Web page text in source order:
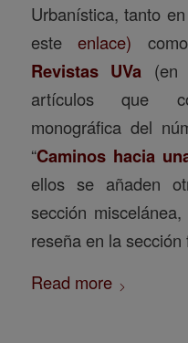
Urbanística, tanto en
esteenlace)
Revistas UVa
artículos que
monográfica del
“Caminos hacia
ellos se añaden
sección
reseña en la sección
Read more